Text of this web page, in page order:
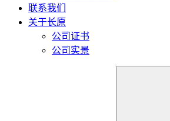
联系我们
关于长原
公司证书
公司实景